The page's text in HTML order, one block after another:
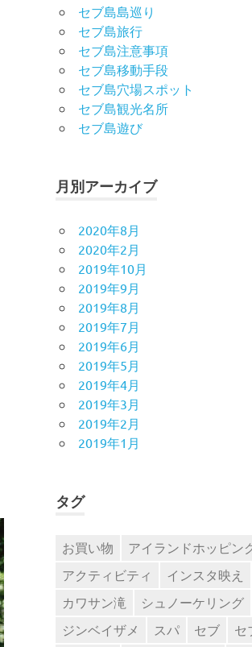
セブ島島巡り
セブ島旅行
セブ島注意事項
セブ島移動手段
セブ島穴場スポット
セブ島観光名所
セブ島遊び
月別アーカイブ
2020年8月
2020年2月
2019年10月
2019年9月
2019年8月
2019年7月
2019年6月
2019年5月
2019年4月
2019年3月
2019年2月
2019年1月
タグ
お買い物
アイランドホッピン
アクティビティ
インスタ映え
カワサン滝
シュノーケリング
ジンベイザメ
スパ セブ
セ